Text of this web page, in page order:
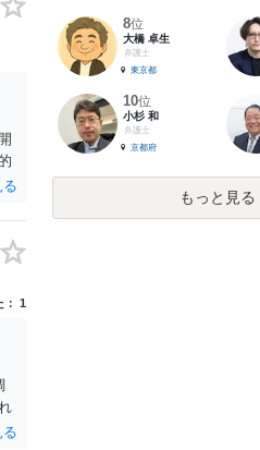
1
8位
大橋 卓生
弁護士
東京都
10位
小杉 和
弁護士
京都府
もっと見る